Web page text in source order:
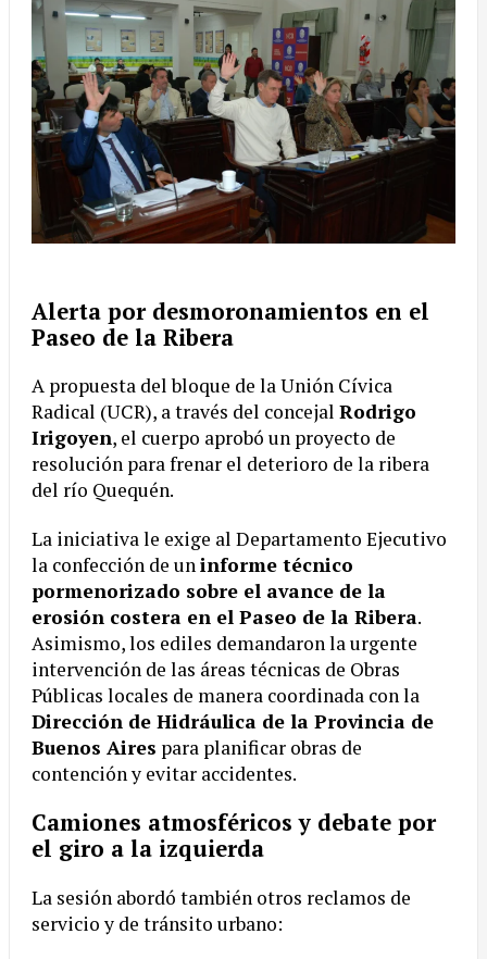
Alerta por desmoronamientos en el
Paseo de la Ribera
A propuesta del bloque de la Unión Cívica
Radical (UCR), a través del concejal Rodrigo
Irigoyen, el cuerpo aprobó un proyecto de
resolución para frenar el deterioro de la ribera
del río Quequén.
La iniciativa le exige al Departamento Ejecutivo
la confección de uninforme técnico
pormenorizado sobre el avance de la
erosión costera en el Paseo de la Ribera.
Asimismo, los ediles demandaron la urgente
intervención de las áreas técnicas de Obras
Públicas locales de manera coordinada con la
Dirección de Hidráulica de la Provincia de
Buenos Aires para planificar obras de
contención y evitar accidentes.
Camiones atmosféricos y debate por
el giro a la izquierda
La sesión abordó también otros reclamos de
servicio y de tránsito urbano: